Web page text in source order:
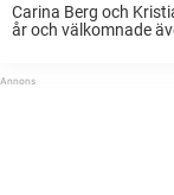
Carina Berg och
år och välkomnade